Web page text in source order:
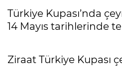
Türkiye Kupası’nda
14 Mayıs tarihlerinde
Ziraat Türkiye Kupası